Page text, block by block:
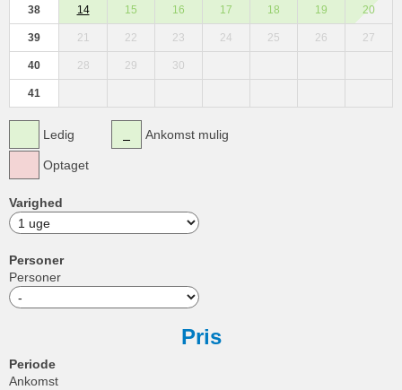
38 14 15 16 17 18 19 20
39 21 22 23 24 25 26 27
40 28 29 30
41
Ledig
Optaget
Ankomst mulig
Varighed
Personer
Personer
Pris
Periode
Ankomst